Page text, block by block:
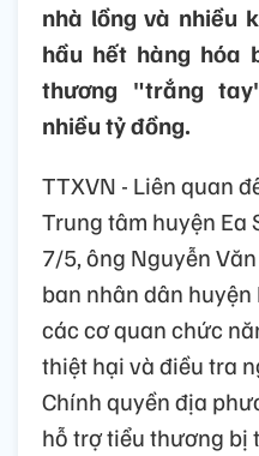
nhà lồng và nhiều
hầu hết hàng hóa
thương "trắng
nhiều tỷ đồng.
TTXVN - Liên quan
Trung tâm huyện Ea
7/5, ông Nguyễn
ban nhân dân huyện
các cơ quan chức
thiệt hại và điều tra
Chính quyền địa
hỗ trợ tiểu thương bị